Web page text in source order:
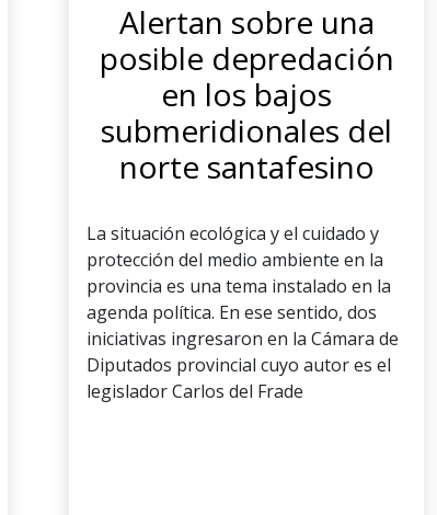
Alertan sobre una
posible depredación
en los bajos
submeridionales del
norte santafesino
La situación ecológica y el cuidado y
protección del medio ambiente en la
provincia es una tema instalado en la
agenda política. En ese sentido, dos
iniciativas ingresaron en la Cámara de
Diputados provincial cuyo autor es el
legislador Carlos del Frade